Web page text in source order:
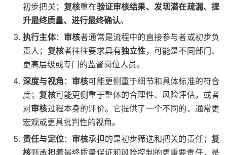
初步把关； 复核重在验证审核结果、发现潜在疏漏、提
升最终质量、进行最终确认。
执行主体： 审核者通常是流程中的直接参与者或初步负
责人； 复核者往往要求具有独立性，可能是不同部门、
更高层级或专门的监督岗位人员。
深度与视角 ： 审核可能更侧重于细节和具体标准的符合
度；复核可能更侧重于整体的合理性、风险评估，或者
对审核过程本身的评价。它提供了一个不同的、通常更
宏观或更具批判性的视角。
责任与定位： 审核承担的是初步筛选和把关的责任； 复
核则承担着最终质量保证和风险控制的更重要责任，是